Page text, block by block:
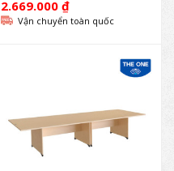
2.669.000 ₫
Vận chuyển toàn quốc